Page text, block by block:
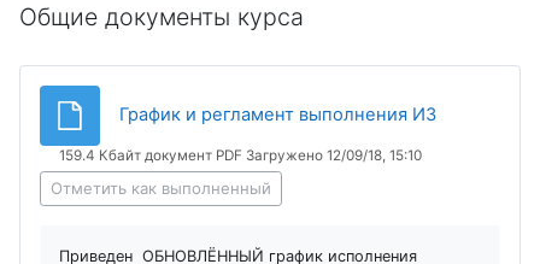
Общие документы курса
График и регламент выполнения ИЗФайл
159.4 Кбайт документ PDF Загружено 12/09/18, 15:10
Отметить как выполненный
Приведен ОБНОВЛЁННЫЙ график исполнения